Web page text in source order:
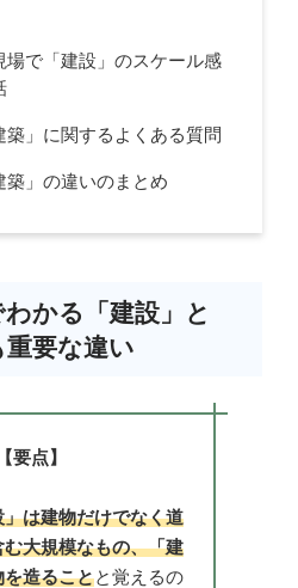
場で「建設」のスケール感
築」に関するよくある質問
築」の違いのまとめ
かる「建設」と
重要な違い
【要点】
」は建物だけでなく道
大規模なもの、「建
造ることと覚えるの